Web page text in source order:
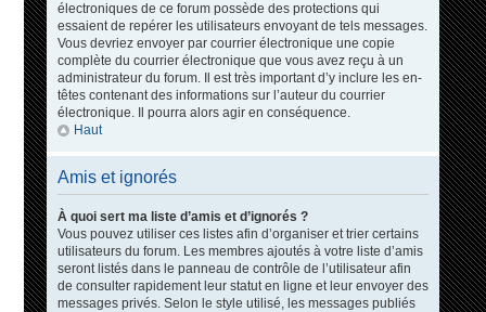
électroniques de ce forum possède des protections qui
essaient de repérer les utilisateurs envoyant de tels messages.
Vous devriez envoyer par courrier électronique une copie
complète du courrier électronique que vous avez reçu à un
administrateur du forum. Il est très important d’y inclure les en-
têtes contenant des informations sur l’auteur du courrier
électronique. Il pourra alors agir en conséquence.
Haut
Amis et ignorés
À quoi sert ma liste d’amis et d’ignorés ?
Vous pouvez utiliser ces listes afin d’organiser et trier certains
utilisateurs du forum. Les membres ajoutés à votre liste d’amis
seront listés dans le panneau de contrôle de l’utilisateur afin
de consulter rapidement leur statut en ligne et leur envoyer des
messages privés. Selon le style utilisé, les messages publiés